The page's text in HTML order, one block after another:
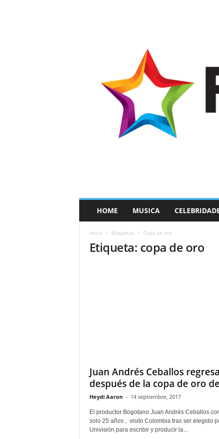
a
HOME MUSICA
Inicio Etiquetas Copa de oro
Etiqueta: copa de oro
Juan Andrés Ceballos regresa
después de la copa de oro
Heydi Aaron - 14 septiembre, 2017
El productor Bogotano Juan Andrés Ceballos
solo 25 años , visito Colombia tras ser elegido
Univisión para escribir y producir la...